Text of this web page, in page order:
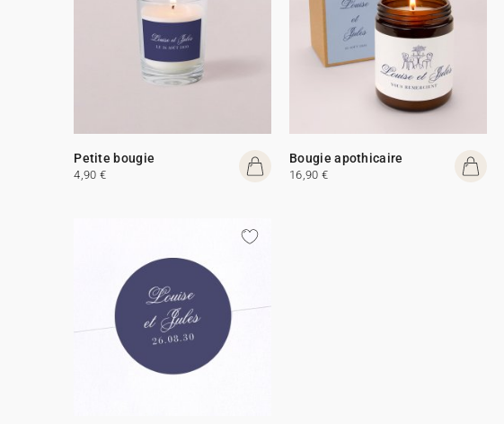
Petite bougie
4,90 €
Bougie apothicaire
16,90 €